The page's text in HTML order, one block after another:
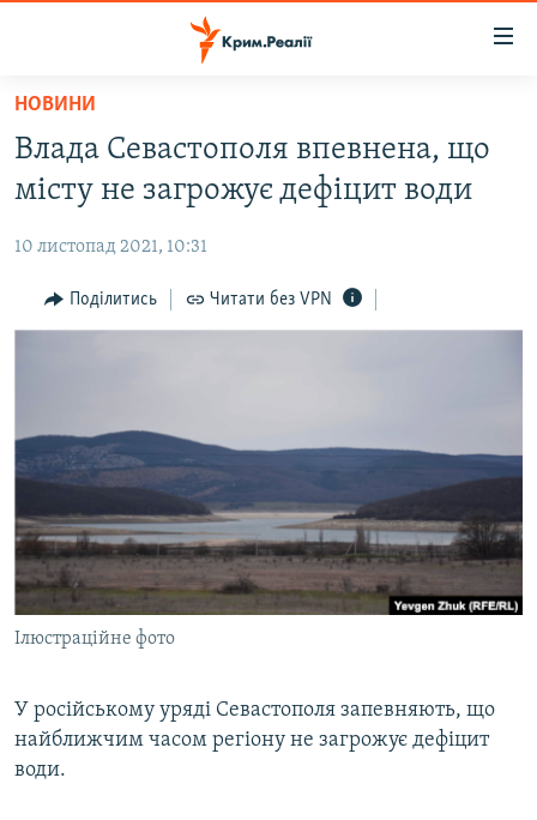
Перейти
основного
матеріалу
Перейти
до
навігації
Перейти
ВОДА.КРИМ
ВІДЕО ТА ФОТО
ПОЛІТИКА
БЛОГИ
ВСЕ ЗА ДЕНЬ
СПЕЦПРОЕКТИ
ДЕПОРТАЦІЯ
ВІДЕОУРОКИ «ELIFBE»
СВІДЧЕННЯ ОКУПАЦІЇ
УКРАЇНСЬКА ПРОБЛЕМА КРИМУ
ЯК ОБІЙТИ БЛОКУВАННЯ
Русский
Qırımtatar
НОВИНИ
Влада Севастополя впевнена, що
місту не загрожує дефіцит води
10 листопад 2021, 10:31
Поділитись Читати без VPN
Ілюстраційне фото
У російському уряді Севастополя запевняють, що
найближчим часом регіону не загрожує дефіцит
води.